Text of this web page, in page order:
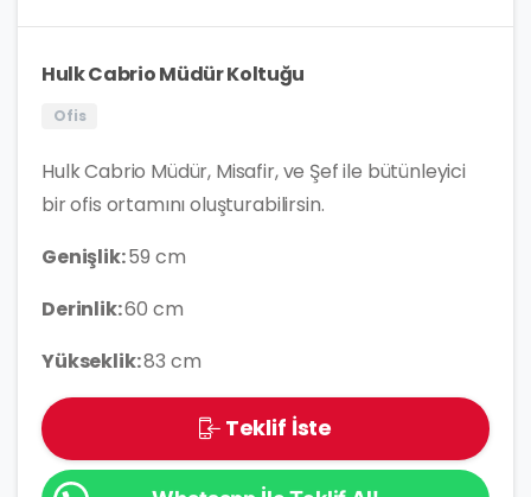
Hulk Cabrio Müdür Koltuğu
Ofis
Hulk Cabrio Müdür, Misafir, ve Şef ile bütünleyici
bir ofis ortamını oluşturabilirsin.
Genişlik:59 cm
Derinlik:60 cm
Yükseklik:83 cm
Teklif İste